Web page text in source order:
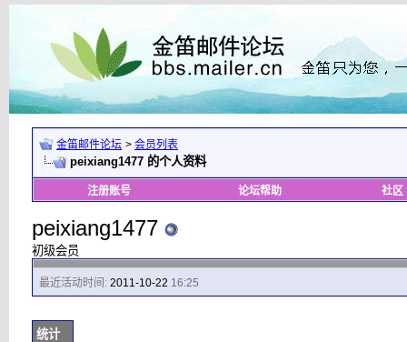
金笛邮件论坛 > 会员列表
peixiang1477 的个人资料
注册账号 论坛帮助 社区
peixiang1477
初级会员
最近活动时间: 2011-10-22 16:25
统计